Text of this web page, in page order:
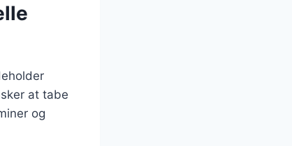
at tabe
og